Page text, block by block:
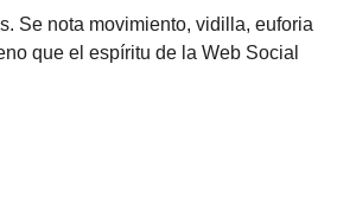
Se nota movimiento, vidilla, euforia
que el espíritu de la Web Social